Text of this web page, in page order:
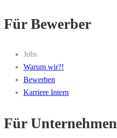
Für Bewerber
Jobs
Warum wir?!
Bewerben
Karriere Intern
Für Unternehmen